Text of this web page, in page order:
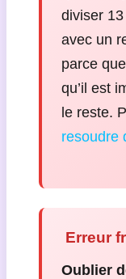
diviser
avec un
parce
qu’il est
le reste.
resoudre
Erreur
Oublier